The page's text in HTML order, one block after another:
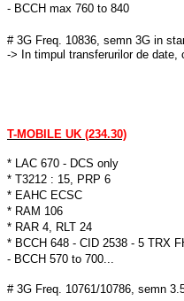
- BCCH max 760 to 840
# 3G Freq. 10836, semn 3G in
-> In timpul transferurilor de date,
T-MOBILE UK (234.30)
* LAC 670 - DCS only
* T3212 : 15, PRP 6
* EAHC ECSC
* RAM 106
* RAR 4, RLT 24
* BCCH 648 - CID 2538 - 5 TRX
- BCCH 570 to 700...
# 3G Freq. 10761/10786, semn